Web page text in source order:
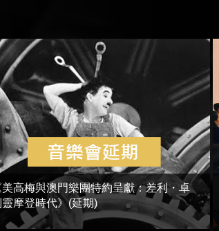
美高梅與澳門樂團特約呈獻：差利・卓
靈摩登時代》(延期)